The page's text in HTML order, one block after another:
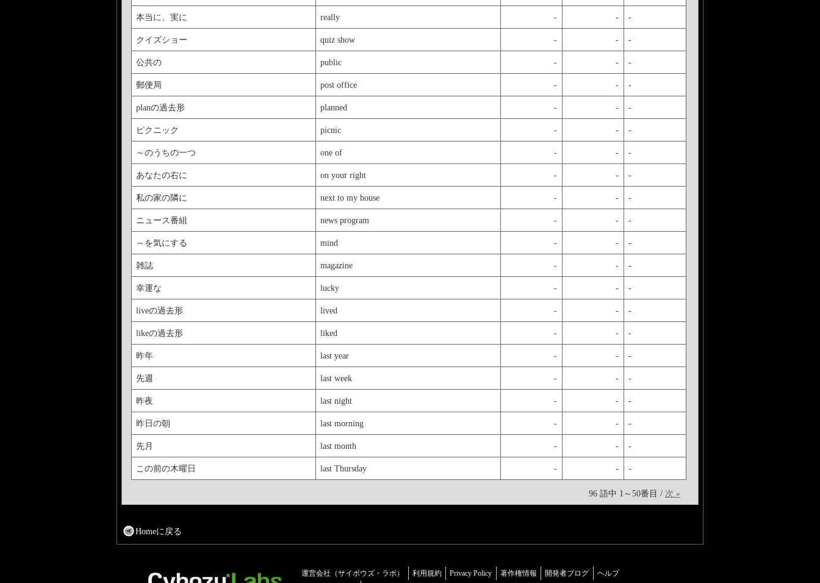
本当に、実に really - - -
クイズショー quiz show - - -
公共の public - - -
郵便局 post office - - -
planの過去形 planned - - -
ピクニック picnic - - -
～のうちの一つ one of - - -
あなたの右に on your right - - -
私の家の隣に next to my house - - -
ニュース番組 news program - - -
～を気にする mind - - -
雑誌 magazine - - -
幸運な lucky - - -
liveの過去形 lived - - -
likeの過去形 liked - - -
昨年 last year - - -
先週 last week - - -
昨夜 last night - - -
昨日の朝 last morning - - -
先月 last month - - -
この前の木曜日 last Thursday - - -
96 語中 1～50番目 / 次 »
Homeに戻る
運営会社（サイボウズ・ラボ） 利用規約 Privacy Policy 著作権情報 開発者ブログ ヘルプ